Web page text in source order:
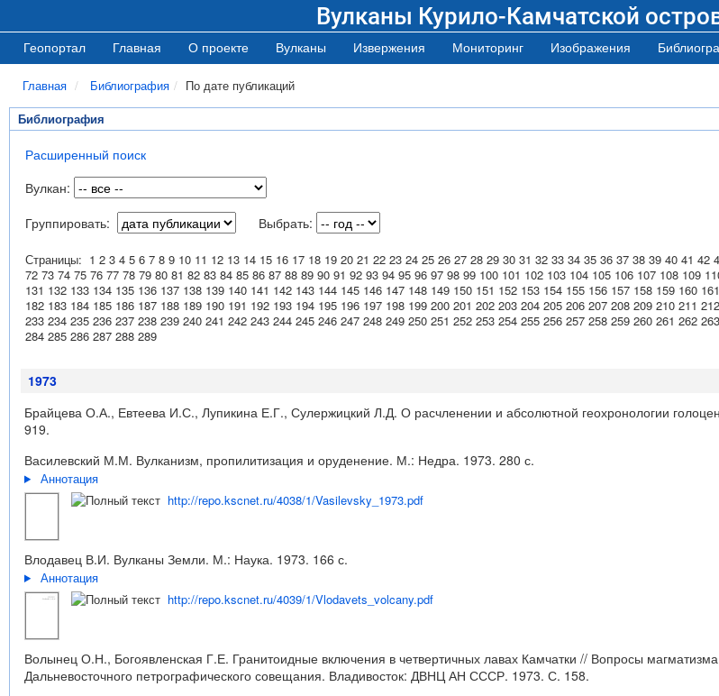
Вулканы Курило-Камчатской
Геопортал Главная О проекте Вулканы Извержения Мониторинг Изображения
Главная Библиография По дате публикаций
Библиография
Расширенный поиск
Вулкан:
Группировать:
Выбрать:
Страницы: 1 2 3 4 5 6 7 8 9 10 11 12 13 14 15 16 17 18 19 20 21 22 23 24 25 26 27 28 29 30 31 32 33 34 35 36 37 38 39 40 41 42
72 73 74 75 76 77 78 79 80 81 82 83 84 85 86 87 88 89 90 91 92 93 94 95 96 97 98 99 100 101 102 103 104 105 106 107 108 109
131 132 133 134 135 136 137 138 139 140 141 142 143 144 145 146 147 148 149 150 151 152 153 154 155 156 157 158 159 160 161
182 183 184 185 186 187 188 189 190 191 192 193 194 195 196 197 198 199 200 201 202 203 204 205 206 207 208 209 210 211 212
233 234 235 236 237 238 239 240 241 242 243 244 245 246 247 248 249 250 251 252 253 254 255 256 257 258 259 260 261 262 263
284 285 286 287 288 289
1973
Брайцева О.А., Евтеева И.С., Лупикина Е.Г., Сулержицкий Л.Д. О расчленении и абсолютной геохронологии
919.
Василевский М.М. Вулканизм, пропилитизация и оруденение. М.: Недра. 1973. 280 с.
Аннотация
http://repo.kscnet.ru/4038/1/Vasilevsky_1973.pdf
Влодавец В.И. Вулканы Земли. М.: Наука. 1973. 166 с.
Аннотация
http://repo.kscnet.ru/4039/1/Vlodavets_volcany.pdf
Волынец О.Н., Богоявленская Г.Е. Гранитоидные включения в четвертичных лавах Камчатки // Вопросы
Дальневосточного петрографического совещания. Владивосток: ДВНЦ АН СССР. 1973. С. 158.